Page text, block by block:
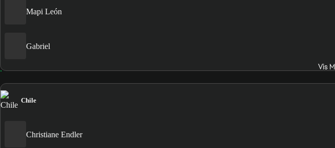
Mapi León
Gabriel
Vis
Chile
Christiane Endler